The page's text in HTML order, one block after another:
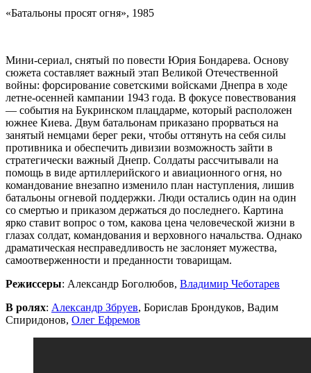
«Батальоны просят огня», 1985
Мини-сериал, снятый по повести Юрия Бондарева. Основу
сюжета составляет важный этап Великой Отечественной
войны: форсирование советскими войсками Днепра в ходе
летне-осенней кампании 1943 года. В фокусе повествования
— события на Букринском плацдарме, который расположен
южнее Киева. Двум батальонам приказано прорваться на
занятый немцами берег реки, чтобы оттянуть на себя силы
противника и обеспечить дивизии возможность зайти в
стратегически важный Днепр. Солдаты рассчитывали на
помощь в виде артиллерийского и авиационного огня, но
командование внезапно изменило план наступления, лишив
батальоны огневой поддержки. Люди остались один на один
со смертью и приказом держаться до последнего. Картина
ярко ставит вопрос о том, какова цена человеческой жизни в
глазах солдат, командования и верховного начальства. Однако
драматическая несправедливость не заслоняет мужества,
самоотверженности и преданности товарищам.
Режиссеры: Александр Боголюбов, Владимир Чеботарев
В ролях: Александр Збруев, Борислав Брондуков, Вадим
Спиридонов, Олег Ефремов